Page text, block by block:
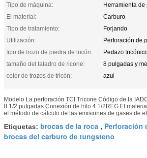
Tipo de máquina:
Herramienta de
El material:
Carburo
Tipo de tratamiento:
Forjando
Utilización:
Perforación de
tipo de trozo de piedra de tricón:
Pedazo
tamaño del taladro de ricone:
8 pulgadas y
color de trozos de tricón:
azul
Modelo La perforación TCI Tricone Código de la
8 1/2 pulgadas Conexión de hilo 4 1/2REG El
el método de cálculo de las emisiones de gases de
Etiquetas: brocas de la roca , Perforación
brocas del carburo de tungsteno